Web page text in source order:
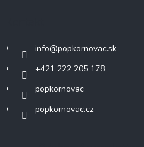
info@popkornovac.sk
+421 222 205 178
popkornovac
popkornovac.cz